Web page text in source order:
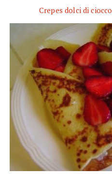
Crepes dolci di